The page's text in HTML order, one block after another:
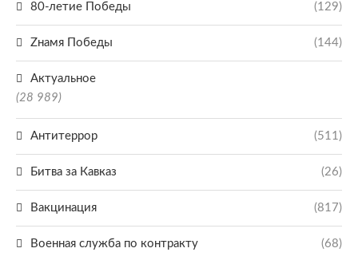
80-летие Победы (129)
Zнамя Победы (144)
Актуальное
(28 989)
Антитеррор (511)
Битва за Кавказ (26)
Вакцинация (817)
Военная служба по контракту (68)